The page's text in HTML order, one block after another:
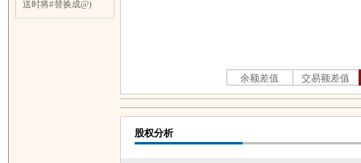
送时将#替换成@)
股权分析